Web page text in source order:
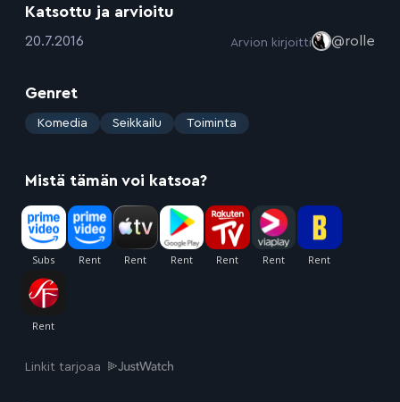
Katsottu ja arvioitu
:20.7.2016 Arvion kirjoitti @rolle
Genret
: Komedia Seikkailu Toiminta
Mistä tämän voi katsoa?
Linkit tarjoaa